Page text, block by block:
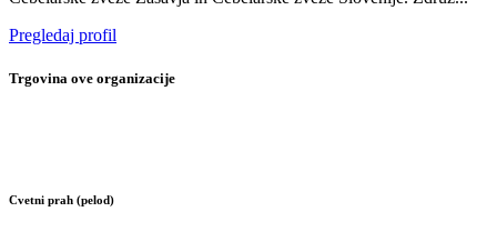
Pregledaj profil
Trgovina ove organizacije
Cvetni prah (pelod)